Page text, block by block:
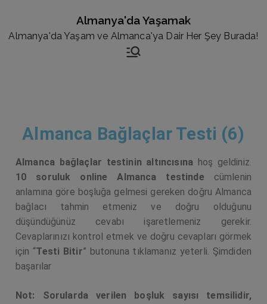
Almanya'da Yaşamak
Almanya'da Yaşam ve Almanca'ya Dair Her Şey Burada!
Almanca Bağlaçlar Testi (6)
Almanca bağlaçlar testinin altıncısına hoş geldiniz.
10 soruluk
online Almanca testinde cümlenin
anlamına göre boşluğa gelmesi gereken doğru Almanca
bağlacı tahmin etmeniz ve doğru olduğunu
düşündüğünüz cevabı işaretlemeniz gerekir.
Cevaplarınızı kontrol etmek ve doğru cevapları görmek
için “Testi Bitir” butonuna tıklamanız yeterli. Şimdiden
başarılar
Not: Sorularda verilen boşluk sayısı temsilidir,